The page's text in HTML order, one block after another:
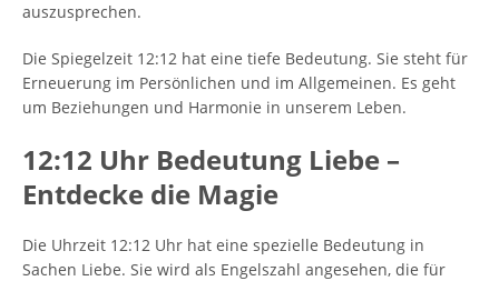
auszusprechen.
Die Spiegelzeit 12:12 hat eine tiefe Bedeutung. Sie steht für
Erneuerung im Persönlichen und im Allgemeinen. Es geht
um Beziehungen und Harmonie in unserem Leben.
12:12 Uhr Bedeutung Liebe –
Entdecke die Magie
Die Uhrzeit 12:12 Uhr hat eine spezielle Bedeutung in
Sachen Liebe. Sie wird als Engelszahl angesehen, die für